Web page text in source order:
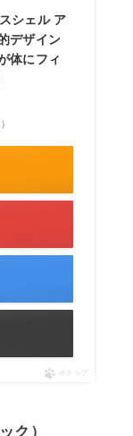
シェル ア
デザイン
体にフィ
ポチップ
ク）